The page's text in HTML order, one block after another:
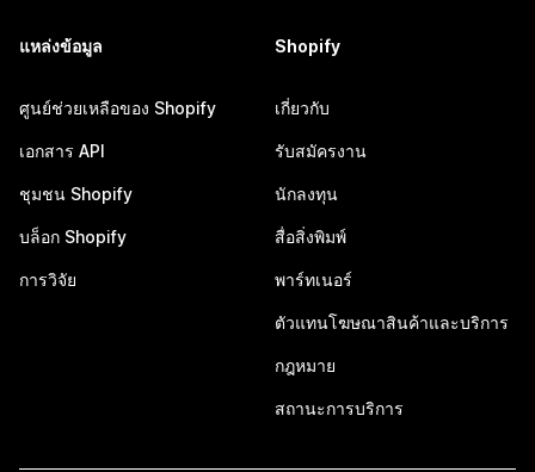
แหล่งข้อมูล
ศูนย์ช่วยเหลือของ Shopify
เอกสาร API
ชุมชน Shopify
บล็อก Shopify
การวิจัย
Shopify
เกี่ยวกับ
รับสมัครงาน
นักลงทุน
สื่อสิ่งพิมพ์
พาร์ทเนอร์
ตัวแทนโฆษณาสินค้าและบริการ
กฎหมาย
สถานะการบริการ